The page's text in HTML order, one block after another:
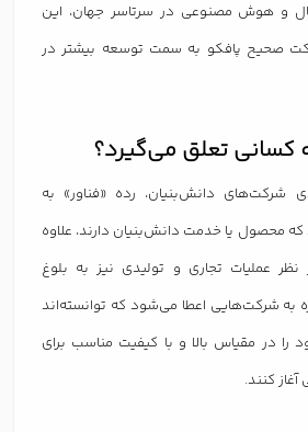
و هوش مصنوعی در سرتاسر جهان، این
صحیح پافکو به سمت توسعه بیشتر در
کسانی تعلق می‌گیرد؟
شرکت‌های دانش‌بنیان، رده «فناور» به
محصول یا خدمت دانش‌بنیان دارند، علاوه
نظر عملیات تجاری و تولیدی نیز به بلوغ
به شرکت‌هایی اعطا می‌شود که توانسته‌اند
را در مقیاس بالا و با کیفیت مناسب برای
آغاز کنند.